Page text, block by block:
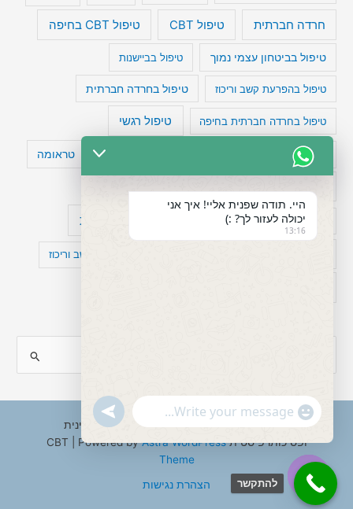
חרדה חברתית טיפול CBT טיפול CBT בחיפה
טיפול בביטחון עצמי נמוך טיפול בביישנות
טיפול בהפרעת קשב וריכוז טיפול בחרדה חברתית
טיפול בחרדה חברתית בחיפה טיפול רגשי
טיפול תרופתי להפרעת קשב טעויות חשיבה טראומה
מפורסמים עם הפרעת קשב עיצות
קומורבידיות להפרעת קשב וריכוז
a
c
f
Copyright © 2026 ענבל טננבאום - עו"ס קלינית
ופסיכותרפיסטית CBT | Powered byAstra WordPress
Theme
הצהרת נגישות
להתקשר
Hide
היי. תודה שפנית אליי! איך אני
יכולה לעזור לך? :)
13:16
"+chaty_settings.lang.emoji_picker+"
WhatsApp
undefined